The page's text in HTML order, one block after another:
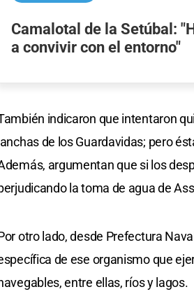
Camalotal de la Setúbal:
a convivir con el entorno"
indicaron que intentaron
de los Guardavidas; pero
argumentan que si los
la toma de agua de
otro lado, desde Prefectura
de ese organismo que
entre ellas, ríos y lagos.